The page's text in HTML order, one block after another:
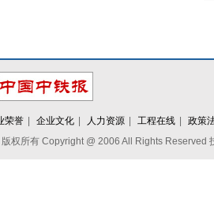
荣誉 企业文化 人力资源 工程在线
政策
权所有 Copyright @ 2006 All Rights Reserved